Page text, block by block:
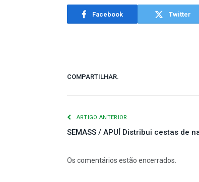
Facebook Twitter
COMPARTILHAR.
ARTIGO ANTERIOR
SEMASS / APUÍ Distribui cestas de
Os comentários estão encerrados.